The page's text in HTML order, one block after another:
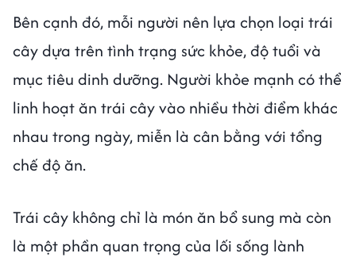
Bên cạnh đó, mỗi người nên lựa chọn loại trái
cây dựa trên tình trạng sức khỏe, độ tuổi và
mục tiêu dinh dưỡng. Người khỏe mạnh có thể
linh hoạt ăn trái cây vào nhiều thời điểm khác
nhau trong ngày, miễn là cân bằng với tổng
chế độ ăn.
Trái cây không chỉ là món ăn bổ sung mà còn
là một phần quan trọng của lối sống lành